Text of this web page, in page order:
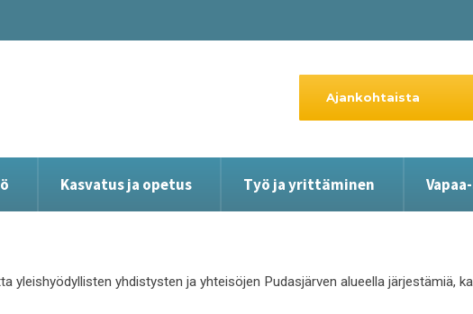
Kasvatus ja opetus Työ ja yrittäminen
Ajankohtaista
yleishyödyllisten yhdistysten ja yhteisöjen Pudasjärven alueella järjestämiä,